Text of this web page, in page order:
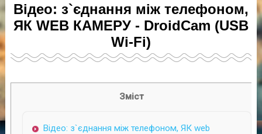
Відео: з`єднання між телефоном,
ЯК WEB КАМЕРУ - DroidCam (USB
Wi-Fi)
Зміст
Відео: з`єднання між телефоном, ЯК web